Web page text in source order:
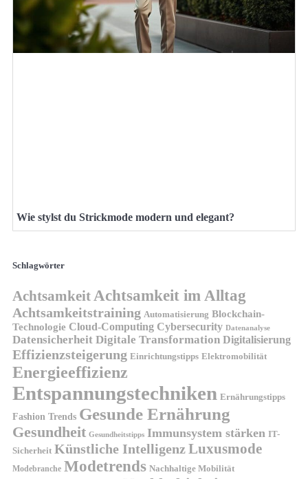
Wie stylst du Strickmode modern und elegant?
Schlagwörter
AchtsamkeitAchtsamkeit im Alltag
Achtsamkeitstraining Automatisierung Blockchain-
Technologie Cloud-Computing Cybersecurity Datenanalyse
Datensicherheit Digitale Transformation Digitalisierung
Effizienzsteigerung Einrichtungstipps Elektromobilität
Energieeffizienz
Entspannungstechniken Ernährungstipps
Fashion Trends Gesunde Ernährung
Gesundheit Gesundheitstipps Immunsystem stärken IT-
Sicherheit Künstliche IntelligenzLuxusmode
Modebranche Modetrends Nachhaltige Mobilität